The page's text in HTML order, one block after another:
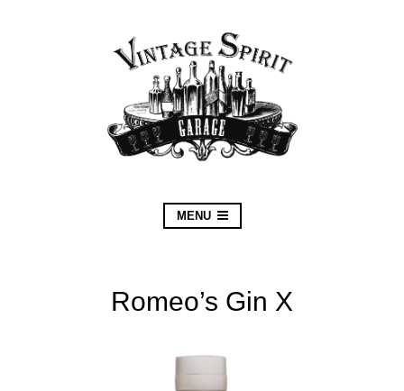
MENU
Romeo’s Gin X